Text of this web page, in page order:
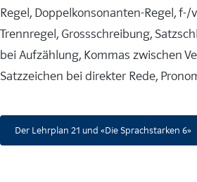
Regel, Doppelkonsonanten-Regel, f-/
Trennregel, Grossschreibung,
bei Aufzählung, Kommas zwischen
Satzzeichen bei direkter Rede,
Der Lehrplan 21 und «Die Sprachstarken 6»